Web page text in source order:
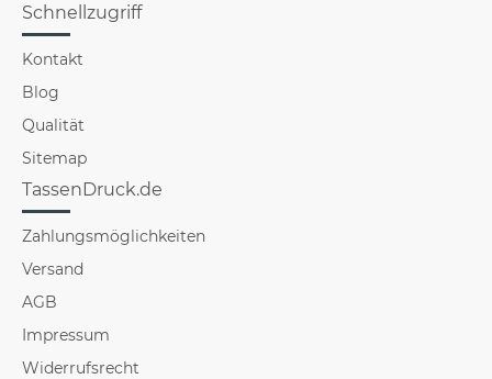
Schnellzugriff
Kontakt
Blog
Qualität
Sitemap
TassenDruck.de
Zahlungsmöglichkeiten
Versand
AGB
Impressum
Widerrufsrecht